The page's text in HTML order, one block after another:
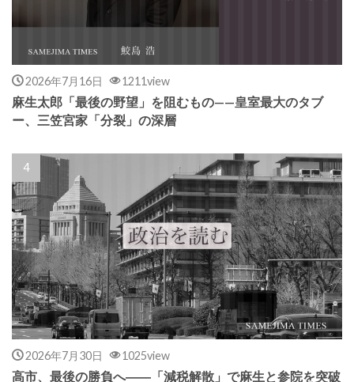
2026年7月16日 1211view
麻生太郎「最後の野望」を阻むもの——皇室最大のタブ
ー、三笠宮家「分裂」の深層
2026年7月30日 1025view
高市、最後の勝負へ――「減税解散」で麻生と参院を突破